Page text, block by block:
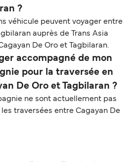
?
véhicule peuvent voyager entre
auprès de Trans Asia
De Oro et Tagbilaran.
accompagné de mon
pour la traversée en
De Oro et Tagbilaran ?
ne sont actuellement pas
traversées entre Cagayan De